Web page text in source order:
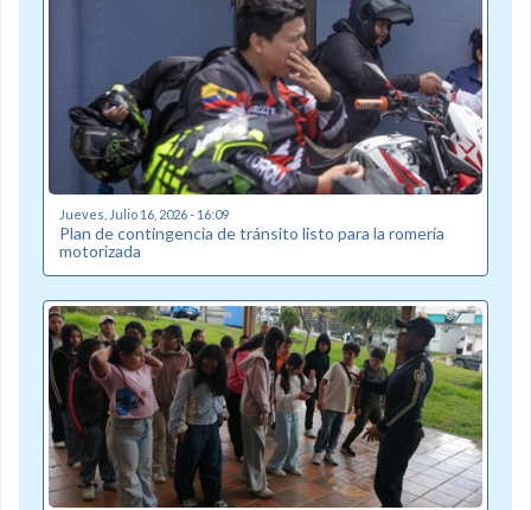
Jueves, Julio 16, 2026 - 16:09
Plan de contingencia de tránsito listo para la romería
motorizada